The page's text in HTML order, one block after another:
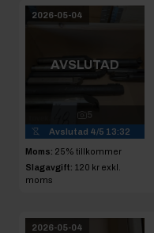
Avslutad
Slagavgift:120 krexkl.
moms